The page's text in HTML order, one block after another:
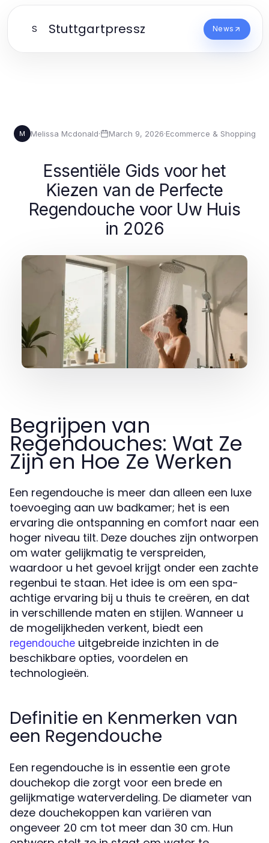
S Stuttgartpressz News
M Melissa Mcdonald· March 9, 2026·Ecommerce & Shopping
Essentiële Gids voor het
Kiezen van de Perfecte
Regendouche voor Uw Huis
in 2026
Begrijpen van
Regendouches: Wat Ze
Zijn en Hoe Ze Werken
Een regendouche is meer dan alleen een luxe
toevoeging aan uw badkamer; het is een
ervaring die ontspanning en comfort naar een
hoger niveau tilt. Deze douches zijn ontworpen
om water gelijkmatig te verspreiden,
waardoor u het gevoel krijgt onder een zachte
regenbui te staan. Het idee is om een spa-
achtige ervaring bij u thuis te creëren, en dat
in verschillende maten en stijlen. Wanneer u
de mogelijkheden verkent, biedt een
regendouche uitgebreide inzichten in de
beschikbare opties, voordelen en
technologieën.
Definitie en Kenmerken van
een Regendouche
Een regendouche is in essentie een grote
douchekop die zorgt voor een brede en
gelijkmatige waterverdeling. De diameter van
deze douchekoppen kan variëren van
ongeveer 20 cm tot meer dan 30 cm. Hun